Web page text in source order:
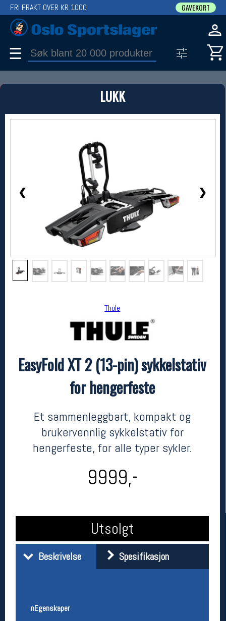
LUKK
❮ ❯
Thule
EasyFold XT 2 (13-pin) sykkelstativ
for hengerfeste
Et sammenleggbart, kompakt og
brukervennlig sykkelstativ for
hengerfeste, for alle typer sykler.
9999,-
Utsolgt
Beskrivelse Spesifikasjon
nEgenskaper
FRI FRAKT OVER KR 1000 GAVEKORT
☰
PRODUKT
Produkter (1)
Bruk filter til å spisse søket
Thule
EasyFold XT 2 (13-pin) sykkelstativ for hengerfeste
kr 9999
Her finner du oss
0183 Oslo